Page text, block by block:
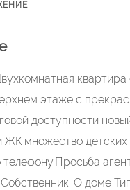
квартира
этаже с
доступности
ЖК множество детских
О доме